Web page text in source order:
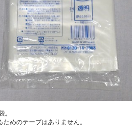
。
めのテープはありません。